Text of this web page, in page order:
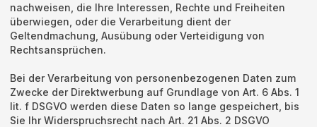
nachweisen, die Ihre Interessen, Rechte und Freiheiten
überwiegen, oder die Verarbeitung dient der
Geltendmachung, Ausübung oder Verteidigung von
Rechtsansprüchen.
Bei der Verarbeitung von personenbezogenen Daten zum
Zwecke der Direktwerbung auf Grundlage von Art. 6 Abs. 1
lit. f DSGVO werden diese Daten so lange gespeichert, bis
Sie Ihr Widerspruchsrecht nach Art. 21 Abs. 2 DSGVO